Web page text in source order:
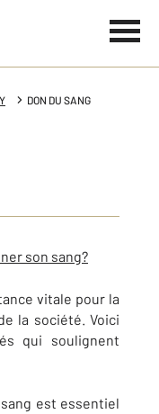
DON DU SANG
son sang?
vitale pour la
la société. Voici
qui soulignent
est essentiel